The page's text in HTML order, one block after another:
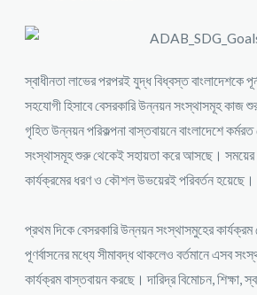
স্বাধীনতা লাভের পরপরই যুদ্ধ বিধ্বস্ত বাংলাদেশকে
সহযোগী হিসাবে বেসরকারি উন্নয়ন সংস্থাসমূহ কাজ
গৃহিত উন্নয়ন পরিকল্পনা বাস্তবায়নে বাংলাদেশে
সংস্থাসমূহ শুরু থেকেই সহায়তা করে আসছে। সময়ের
কার্যক্রমের ধরণ ও কৌশল উভয়েরই পরিবর্তন হয়েছে।
প্রথম দিকে বেসরকারি উন্নয়ন সংস্থাসমুহের
পূণর্বাসনের মধ্যে সীমাবদ্ধ থাকলেও বর্তমানে এসব
কার্যক্রম বাস্তবায়ন করছে। দারিদ্র বিমোচন, শিক্ষা,